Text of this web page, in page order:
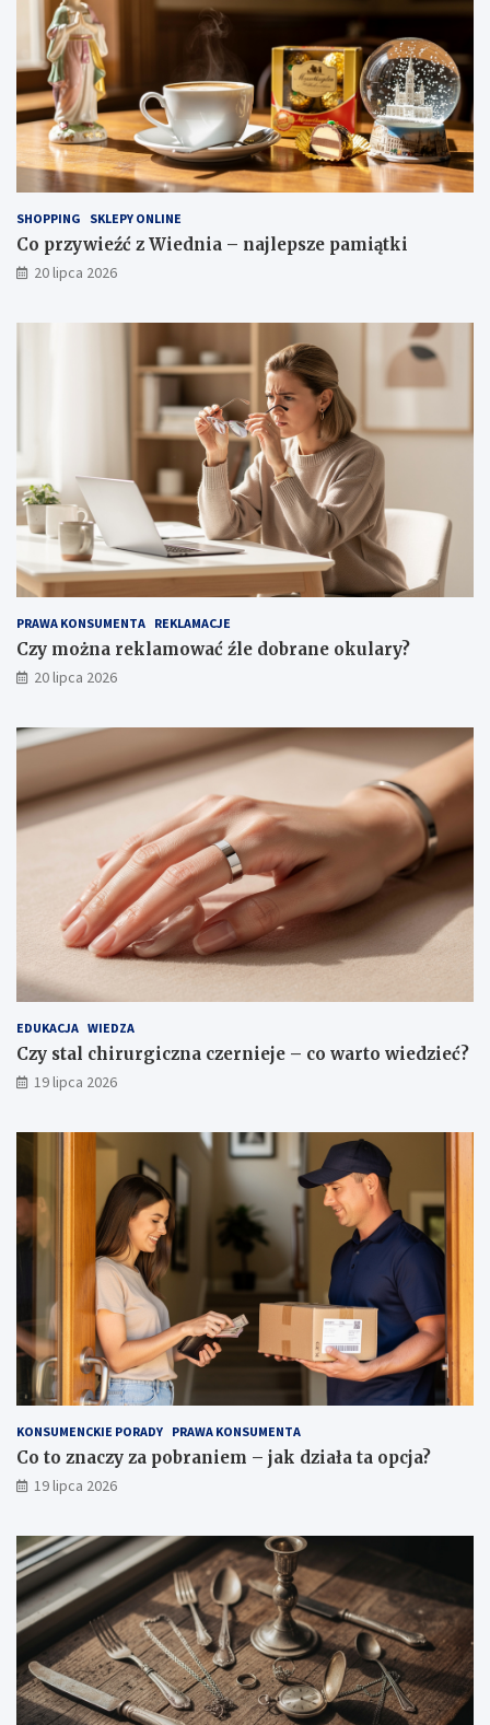
SHOPPING SKLEPY ONLINE
Co przywieźć z Wiednia – najlepsze pamiątki
20 lipca 2026
PRAWA KONSUMENTA REKLAMACJE
Czy można reklamować źle dobrane okulary?
20 lipca 2026
EDUKACJA WIEDZA
Czy stal chirurgiczna czernieje – co warto wiedzieć?
19 lipca 2026
KONSUMENCKIE PORADY PRAWA KONSUMENTA
Co to znaczy za pobraniem – jak działa ta opcja?
19 lipca 2026